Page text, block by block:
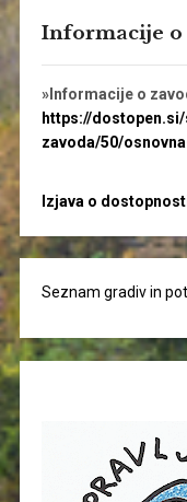
Informacije o
»Informacije o
https://
zavoda/50/
Izjava o
Seznam gradiv in